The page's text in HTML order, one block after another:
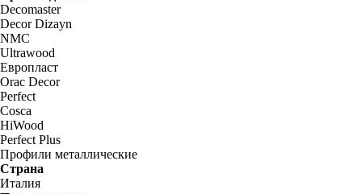
Decomaster
Decor Dizayn
NMC
Ultrawood
Европласт
Orac Decor
Perfect
Cosca
HiWood
Perfect Plus
Профили металлические
Страна
Италия